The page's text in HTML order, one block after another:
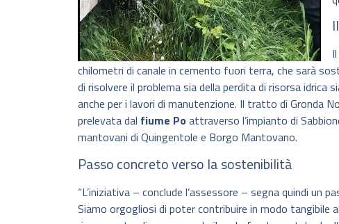
chilometri di canale in cemento fuori terra, che sarà
di risolvere il problema sia della perdita di risorsa idrica
anche per i lavori di manutenzione. Il tratto di Gronda
prelevata dal fiume Po attraverso l’impianto di
mantovani di Quingentole e Borgo Mantovano.
Passo concreto verso la sostenibilità
“L’iniziativa – conclude l’assessore – segna quindi
Siamo orgogliosi di poter contribuire in modo